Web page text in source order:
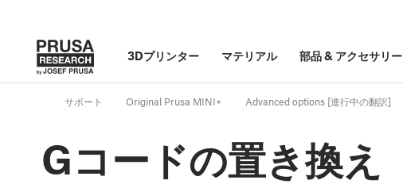
3Dプリンター マテリアル 部品& アクセサリー
サポート Original Prusa MINI+ Advanced options [進行中の翻訳]
Gコードの置き換え